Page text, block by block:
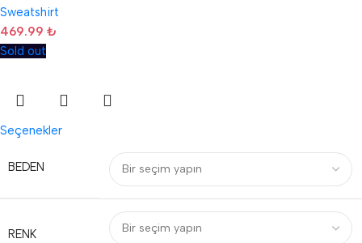
Sweatshirt
469.99 ₺
Sold out
Seçenekler
BEDEN
RENK